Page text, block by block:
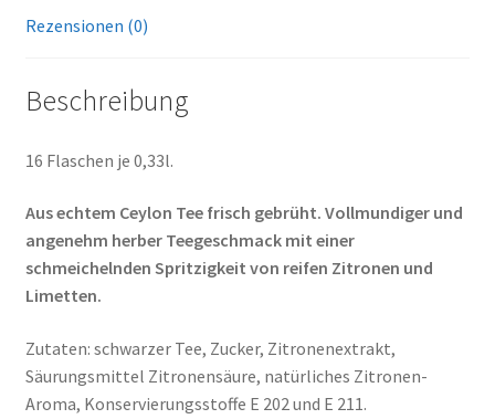
Rezensionen (0)
Beschreibung
16 Flaschen je 0,33l.
Aus echtem Ceylon Tee frisch gebrüht. Vollmundiger und
angenehm herber Teegeschmack mit einer
schmeichelnden Spritzigkeit von reifen Zitronen und
Limetten.
Zutaten: schwarzer Tee, Zucker, Zitronenextrakt,
Säurungsmittel Zitronensäure, natürliches Zitronen-
Aroma, Konservierungsstoffe E 202 und E 211.